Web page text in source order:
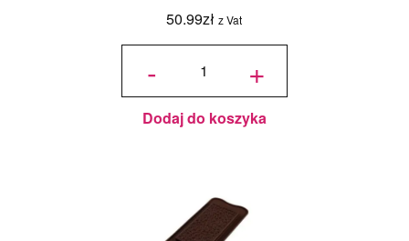
50.99zł z Vat
-
ilość
silikonowa
do
czekoladek
i pralin 3D
My Love
Silikomart
+
Dodaj do koszyka